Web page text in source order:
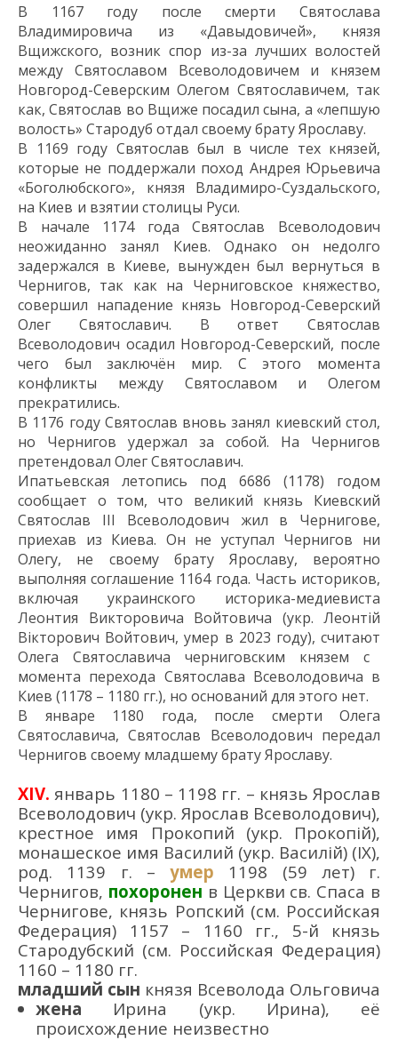
В 1167 году после смерти Святослава
Владимировича из «Давыдовичей», князя
Вщижского, возник спор из-за лучших волостей
между Святославом Всеволодовичем и князем
Новгород-Северским Олегом Святославичем, так
как,Святослав во Вщиже посадилсына, а «лепшую
волость» Стародуб отдал своему братуЯрославу.
В 1169 году Святослав был в числе тех князей,
которые не поддержали поход Андрея Юрьевича
«Боголюбского», князя Владимиро-Суздальского,
на Киев и взятии столицы Руси.
В начале 1174 года Святослав Всеволодович
неожиданнозанял Киев. Однако он недолго
задержался в Киеве, вынужден был вернуться в
Чернигов, так как на Черниговское княжество,
совершил нападение князь Новгород-Северский
Олег Святославич. В ответ Святослав
Всеволодович осадил Новгород-Северский, после
чего был заключён мир. С этого момента
конфликты между Святославом и Олегом
прекратились.
В 1176 году Святослав вновьзанял киевский стол,
но Чернигов удержал за собой. На Чернигов
претендовал Олег Святославич.
Ипатьевская летопись под 6686 (1178) годом
сообщает о том, что великий князь Киевский
Святослав III Всеволодович жил в Чернигове,
приехав из Киева. Он не уступал Чернигов ни
Олегу, не
своему брату Ярославу, вероятно
выполняя соглашение 1164 года. Часть историков,
включая украинского историка-медиевиста
Леонтия Викторовича Войтовича (укр. Леонтій
Вікторович Войтович, умер в 2023 году), считают
Олега Святославича черниговским князем с
момента перехода Святослава Всеволодовича в
Киев (1178 – 1180 гг.), но оснований для этого нет.
В январе 1180 года, после смерти Олега
Святославича, Святослав Всеволодович передал
Чернигов своему младшему брату Ярославу.
XIV. январь 1180 – 1198 гг. – князь Ярослав
Всеволодович (укр. Ярослав Всеволодович),
крестное имя Прокопий (укр. Прокопій),
монашеское имя Василий (укр. Василій) (IX),
род. 1139 г. – умер 1198 (59 лет) г.
Чернигов, похоронен в Церкви св. Спаса в
Чернигове, князь Ропский (см. Российская
Федерация) 1157 – 1160 гг., 5-й князь
Стародубский (см. Российская Федерация)
1160 – 1180 гг.
младший сын князя Всеволода Ольговича
жена Ирина (укр. Ирина), её
происхождение неизвестно